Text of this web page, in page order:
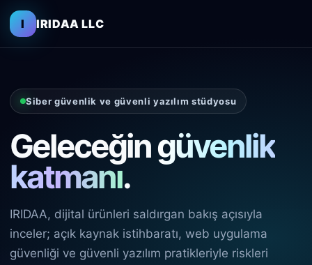
I IRIDAA LLC
Siber güvenlik ve güvenli yazılım stüdyosu
Geleceğingüvenlik
katmanı.
IRIDAA, dijital ürünleri saldırgan bakış açısıyla
inceler; açık kaynak istihbaratı, web uygulama
güvenliği ve güvenli yazılım pratikleriyle riskleri